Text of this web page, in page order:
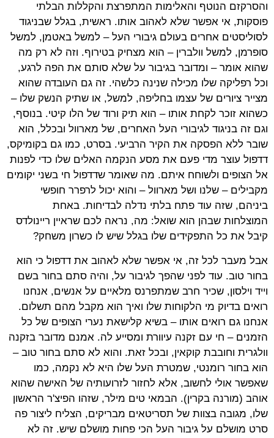
והסרקזם הנוטף והאלימות המתפרצת והקללות הבלתי
פוסקות, אי אפשר שלא לאהוב אותו. ראשית, בגלל שבניגוד
לסוליסטים אחרים בעולם גיבורי העל – למשל באטמן, למשל
סופרמן, למשל וולברין – הוא מצחיק בטירוף. וזה לא רק מה
שהוא אומר – ומדובר בגיבור על שלא סותם את הפה לרגע,
וכל רפליקה שלו מכילה שנינה כלשהי. זה גם העובדה שהוא
מצייר ציורים של עצמו בחליפה, למשל, או שתיק הנשק שלו –
כשהוא זוכר לקחת אותו – הוא תיק ורוד של הלו קיטי. בנוסף,
וגם זה בניגוד לגיבורי העל האחרים, של מארוול ובכלל, הוא
שובר ללא הפסקה את הקיר הרביעי. בסרט, כמו גם בקומיקס,
דדפול עוצר מדי פעם את מסע הנקמה האלים שלו כדי לפנות
אל הצופים ולשוחח איתם. מה שאומר שדדפול חי בשני יקומים
מקבילים – שלנו ושל מארוול – והוא יכול לרפרר חופשי
ביניהם, שזה עוד פתח בלתי נדלה לבדיחות. באחת
המוצלחות שבהן הוא שואל: מה, נראה לכם שראיין ריינולדס
קיבל את כל התפקידים שלו בגלל שיש לו כשרון משחק?
אבל מעבר לכל זה, אי אפשר שלא לאהוב את דדפול כי הוא
בחור טוב. עוד לפני שהפך לגיבור על, והיה סתם בחור בשם
וייד וילסון, שכיר חרב שמתפרנס מלאיים על אנשים, אנחנו
רואים בדיוק מי הלקוחות שלו ואיך הוא מקבל מהם תשלום.
אנחנו גם רואים אותו – בשיא קלישאת נערי הצופים של כל
הזמנים – חי עם זקנה עיוורת ומסייע לה. אמנם מדובר בזקנה
וולגרית וחובבת קוקאין, ובכל זאת. והוא לא סתם בחור טוב –
הוא בחור רומנטי, שמטרת העל שלו היא לא נקמה, כמו
שאפשר אולי לחשוב, אלא לחזור לזרועותיה של האישה שהוא
אוהב (מורנה בקרין). הבמאי טים מילר, שזהו הפיצ'ר הראשון
שלו, מגובה בצוות של תסריטאים מבריקים, הצליח ליצור פה
סרט מושלם על גיבור העל הכי פחות מושלם שיש. זה לא